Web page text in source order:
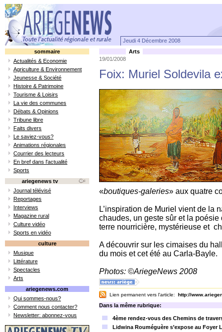
Jeudi 4 Décembre 2008
sommaire
Actualités & Economie
Agriculture & Environnement
Jeunesse & Société
Histoire & Patrimoine
Tourisme & Loisirs
La vie des communes
Débats & Opinions
Tribune libre
Faits divers
Le saviez-vous?
Animations régionales
Courrier des lecteurs
En bref dans l'actualité
Sports
ariegenews tv
Journal télévisé
Reportages
Interviews
Magazine rural
Culture vidéo
Sports en vidéo
culture
Musique
Littérature
Spectacles
Arts
ariegenews.com
Qui sommes-nous?
Comment nous contacter?
Newsletter: abonnez-vous
Arts
19/01/2008
Foix: Muriel Soldevila
«boutiques-galeries» aux quatre
L’inspiration de Muriel vient de la
chaudes, un geste sûr et la poésie
terre nourricière, mystérieuse et
A découvrir sur les cimaises du
du mois et cet été au Carla-Bayle.
Photos: ©AriegeNews 2008
Lien permanent vers l'article: http://
Dans la même rubrique:
4ème rendez-vous des Chemins de
Lidwina Rouméguère s’expose au Foyer